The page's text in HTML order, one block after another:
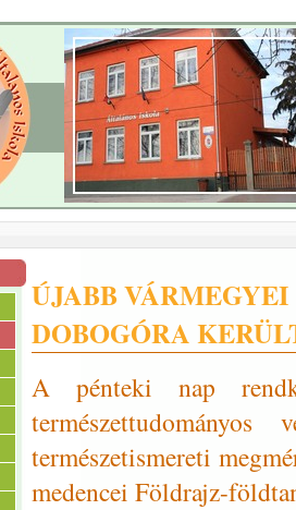
ÚJABB
DOBOGÓRA
A pénteki nap
természetismereti
medencei Földrajz-